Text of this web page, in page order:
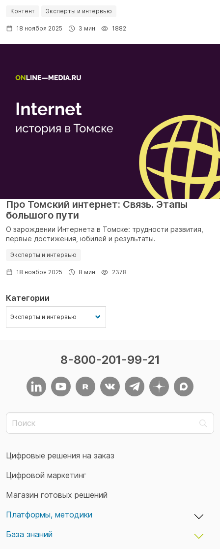
Категории
Контент Эксперты и интервью
18 ноября 2025 3 мин 1882
Про Томский интернет: Связь. Этапы
большого пути
О зарождении Интернета в Томске: трудности развития,
первые достижения, юбилей и результаты.
Эксперты и интервью
18 ноября 2025 8 мин 2378
8-800-201-99-21
Цифровые решения на заказ
Цифровой маркетинг
Магазин готовых решений
Платформы, методики
adxCMS — бизнес-платформы и сайты
База знаний